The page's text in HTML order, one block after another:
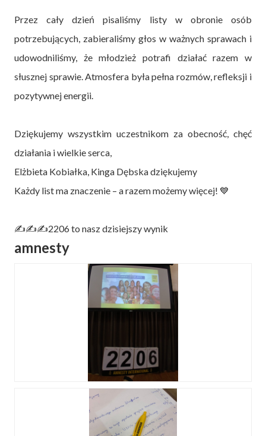
Przez cały dzień pisaliśmy listy w obronie osób
potrzebujących, zabieraliśmy głos w ważnych sprawach i
udowodniliśmy, że młodzież potrafi działać razem w
słusznej sprawie. Atmosfera była pełna rozmów, refleksji i
pozytywnej energii.
Dziękujemy wszystkim uczestnikom za obecność, chęć
działania i wielkie serca,
Elżbieta Kobiałka, Kinga Dębska dziękujemy
Każdy list ma znaczenie – a razem możemy więcej! 💙
✍️✍️✍️2206 to nasz dzisiejszy wynik
amnesty